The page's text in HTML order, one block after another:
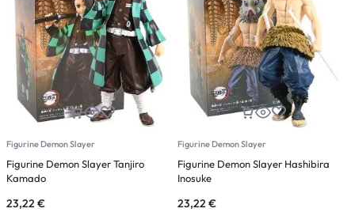
Figurine Demon Slayer
Figurine Demon Slayer Tanjiro
Kamado
23,22 €
Figurine Demon Slayer
Figurine Demon Slayer Hashibira
Inosuke
23,22 €